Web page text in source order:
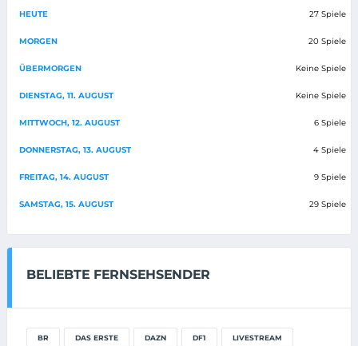
HEUTE 27 Spiele
MORGEN 20 Spiele
ÜBERMORGEN Keine Spiele
DIENSTAG, 11. AUGUST Keine Spiele
MITTWOCH, 12. AUGUST 6 Spiele
DONNERSTAG, 13. AUGUST 4 Spiele
FREITAG, 14. AUGUST 9 Spiele
SAMSTAG, 15. AUGUST 29 Spiele
BELIEBTE FERNSEHSENDER
BR DAS ERSTE DAZN DF1 LIVESTREAM